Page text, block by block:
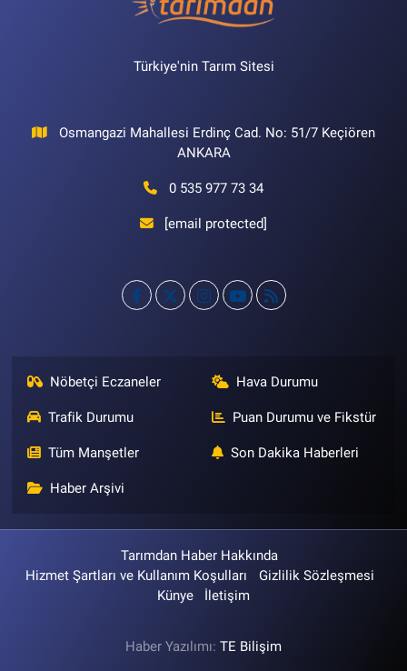
Türkiye'nin Tarım Sitesi
Osmangazi Mahallesi Erdinç Cad. No: 51/7 Keçiören
ANKARA
0 535 977 73 34
[email protected]
Nöbetçi Eczaneler Hava Durumu
Trafik Durumu Puan Durumu ve Fikstür
Tüm Manşetler Son Dakika Haberleri
Haber Arşivi
Tarımdan Haber Hakkında
Hizmet Şartları ve Kullanım Koşulları
Gizlilik Sözleşmesi
Künye
İletişim
Haber Yazılımı: TE Bilişim